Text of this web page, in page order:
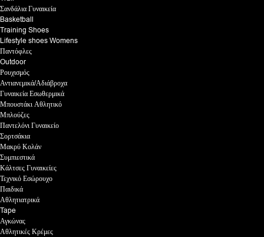
Σανδάλια Γυναικεία
Basketball
Training Shoes
Lifestyle shoes Womens
Παντόφλες
Outdoor
Ρουχισμός
Αντιανεμικά/Αδιάβροχα
Γυναικεία Εσωθερμικά
Μπουστάκι Αθλητικό
Μπλούζες
Παντελόνι Γυναικείο
Σορτσάκια
Μακρύ Κολάν
Συμπιεστικά
Κάλτσες Γυναικείες
Τεχνικό Εσώρουχο
Παιδικά
Αθλητιατρικά
Tape
Αγκώνας
Αθλητικές Κρέμες